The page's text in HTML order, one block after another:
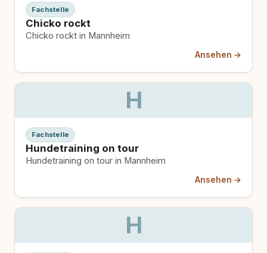
Fachstelle
Chicko rockt
Chicko rockt in Mannheim
Ansehen →
H
Fachstelle
Hundetraining on tour
Hundetraining on tour in Mannheim
Ansehen →
H